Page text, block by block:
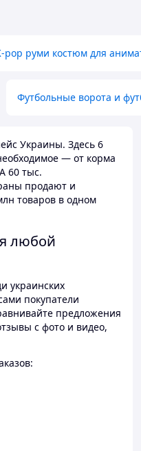
pop руми костюм для
Футбольные ворота и
Украины. Здесь 6
— от корма
60 тыс.
продают и
товаров в одном
любой
украинских
покупатели
предложения
с фото и видео,